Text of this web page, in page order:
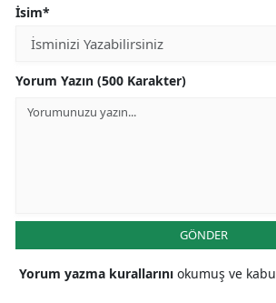
İsim*
Yorum Yazın (500 Karakter)
GÖNDER
Yorum yazma kurallarını okumuş ve